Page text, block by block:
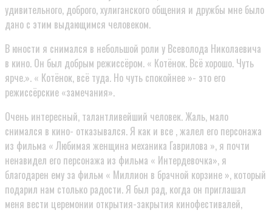
удивительного, доброго, хулиганского общения и дружбы мне было
дано с этим выдающимся человеком.
В юности я снимался в небольшой роли у Всеволода Николаевича
в кино. Он был добрым режиссёром. « Котёнок. Всё хорошо. Чуть
ярче.». « Котёнок, всё туда. Но чуть спокойнее »- это его
режиссёрские «замечания».
Очень интересный, талантливейший человек. Жаль, мало
снимался в кино- отказывался. Я как и все , жалел его персонажа
из фильма « Любимая женщина механика Гаврилова », я почти
ненавидел его персонажа из фильма « Интердевочка», я
благодарен ему за фильм « Миллион в брачной корзине », который
подарил нам столько радости. Я был рад, когда он приглашал
меня вести церемонии открытия-закрытия кинофестивалей,